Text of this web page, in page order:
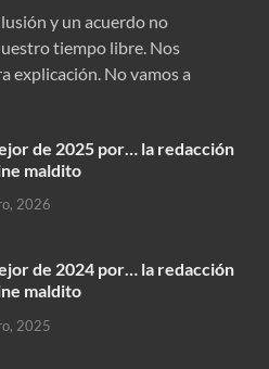
y un acuerdo no
tiempo libre. Nos
explicación. No vamos a
de 2025 por… la redacción
maldito
2026
de 2024 por… la redacción
maldito
2025